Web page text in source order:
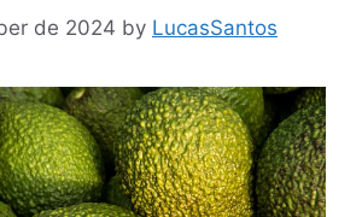
de 2024 by LucasSantos